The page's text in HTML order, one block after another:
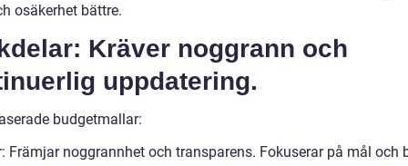
osäkerhet bättre.
Kräver noggrann och
uppdatering.
budgetmallar:
Främjar noggrannhet och transparens. Fokuserar på mål och